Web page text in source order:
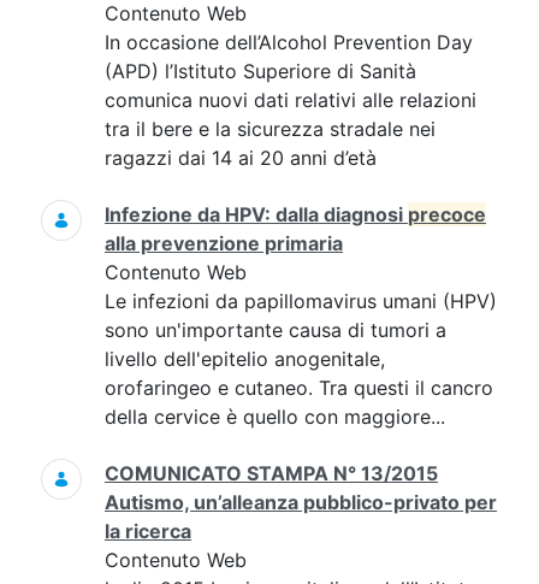
Contenuto Web
In occasione dell’Alcohol Prevention Day
(APD) l’Istituto Superiore di Sanità
comunica nuovi dati relativi alle relazioni
tra il bere e la sicurezza stradale nei
ragazzi dai 14 ai 20 anni d’età
Infezione da HPV: dalla diagnosi precoce
alla prevenzione primaria
Contenuto Web
Le infezioni da papillomavirus umani (HPV)
sono un'importante causa di tumori a
livello dell'epitelio anogenitale,
orofaringeo e cutaneo. Tra questi il cancro
della cervice è quello con maggiore...
COMUNICATO STAMPA N° 13/2015
Autismo, un’alleanza pubblico-privato per
la ricerca
Contenuto Web